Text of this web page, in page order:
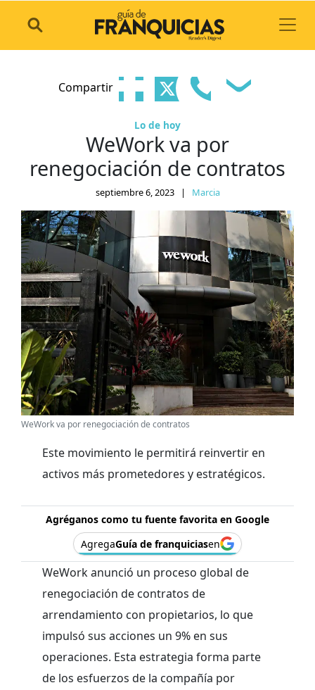
Compartir
Lo de hoy
WeWork va por
renegociación de contratos
septiembre 6, 2023 | Marcia
WeWork va por renegociación de contratos
Este movimiento le permitirá reinvertir en
activos más prometedores y estratégicos.
Agréganos como tu fuente favorita en Google
AgregaGuía de franquiciasen
WeWork anunció un proceso global de
renegociación de contratos de
arrendamiento con propietarios, lo que
impulsó sus acciones un 9% en sus
operaciones. Esta estrategia forma parte
de los esfuerzos de la compañía por